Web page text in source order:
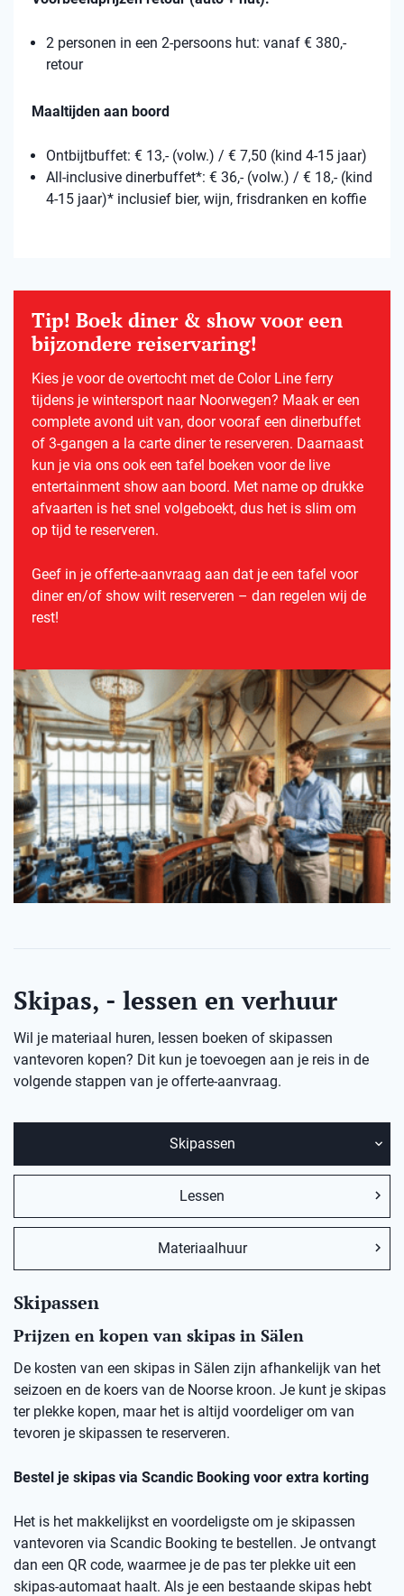
2 personen in een 2-persoons hut: vanaf € 380,-
retour
Maaltijden aan boord
Ontbijtbuffet: € 13,- (volw.) / € 7,50 (kind 4-15 jaar)
All-inclusive dinerbuffet*: € 36,- (volw.) / € 18,- (kind
4-15 jaar)* inclusief bier, wijn, frisdranken en koffie
Tip! Boek diner & show voor een
bijzondere reiservaring!
Kies je voor de overtocht met de Color Line ferry
tijdens je wintersport naar Noorwegen? Maak er een
complete avond uit van, door vooraf een dinerbuffet
of 3-gangen a la carte diner te reserveren. Daarnaast
kun je via ons ook een tafel boeken voor de live
entertainment show aan boord. Met name op drukke
afvaarten is het snel volgeboekt, dus het is slim om
op tijd te reserveren.
Geef in je offerte-aanvraag aan dat je een tafel voor
diner en/of show wilt reserveren – dan regelen wij de
rest!
Skipas, - lessen en verhuur
Wil je materiaal huren, lessen boeken of skipassen
vantevoren kopen? Dit kun je toevoegen aan je reis in de
volgende stappen van je offerte-aanvraag.
Skipassen
Lessen
Materiaalhuur
Skipassen
Prijzen en kopen van skipas in Sälen
De kosten van een skipas in Sälen zijn afhankelijk van het
seizoen en de koers van de Noorse kroon. Je kunt je skipas
ter plekke kopen, maar het is altijd voordeliger om van
tevoren je skipassen te reserveren.
Bestel je skipas via Scandic Booking voor extra korting
Het is het makkelijkst en voordeligste om je skipassen
vantevoren via Scandic Booking te bestellen. Je ontvangt
dan een QR code, waarmee je de pas ter plekke uit een
skipas-automaat haalt. Als je een bestaande skipas hebt